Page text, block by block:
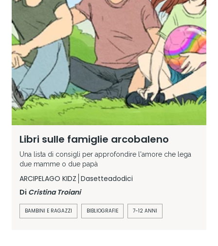
Libri sulle famiglie arcobaleno
Una lista di consigli per approfondire l'amore che lega
due mamme o due papà
ARCIPELAGO KIDZ Dasetteadodici
Di Cristina Troiani
BAMBINI E RAGAZZI BIBLIOGRAFIE 7-12 ANNI